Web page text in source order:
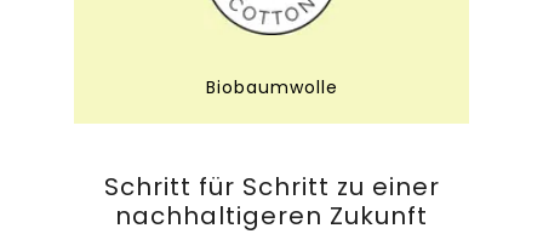
Biobaumwolle
Schritt für Schritt zu einer
nachhaltigeren Zukunft